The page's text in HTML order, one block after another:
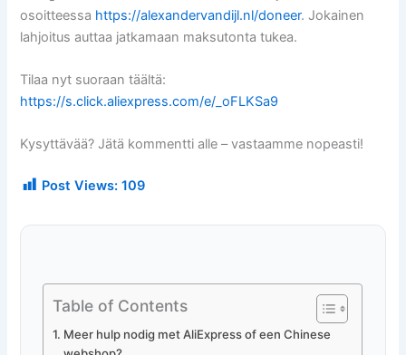
osoitteessa https://alexandervandijl.nl/doneer. Jokainen
lahjoitus auttaa jatkamaan maksutonta tukea.
Tilaa nyt suoraan täältä:
https://s.click.aliexpress.com/e/_oFLKSa9
Kysyttävää? Jätä kommentti alle – vastaamme nopeasti!
Post Views: 109
Table of Contents
Meer hulp nodig met AliExpress of een Chinese